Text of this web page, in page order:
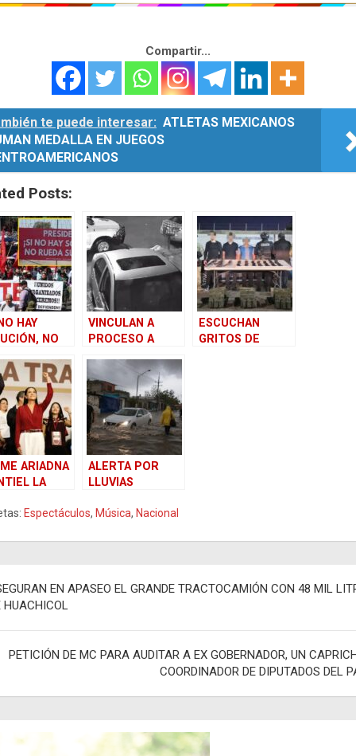
Compartir...
te puede interesar: ATLETAS MEXICANOS
MEDALLA EN JUEGOS
Posts:
HAY
NO
CNTE
AL
TRAS
VINCULAN A
PROCESO A
SILAO:
¡APROVECHABAN
SU TURNO PARA
ROBAR!
ESCUCHAN
GRITOS DE
ARIADNA
LA
DE
ALERTA POR
LLUVIAS
CLIMA EXTREMO
PAÍS
Espectáculos, Música, Nacional
EN APASEO EL GRANDE TRACTOCAMIÓN CON 48 MIL
HUACHICOL
PETICIÓN DE MC PARA AUDITAR A EX GOBERNADOR, UN
COORDINADOR DE DIPUTADOS DEL